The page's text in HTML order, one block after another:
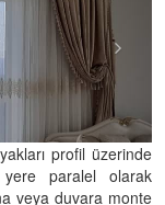
profil üzerinde
paralel olarak
veya duvara monte